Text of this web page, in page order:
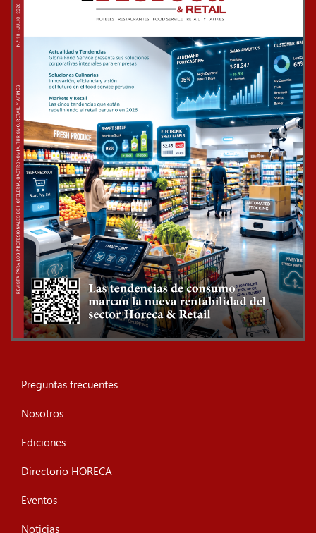
Preguntas frecuentes
Nosotros
Ediciones
Directorio HORECA
Eventos
Noticias